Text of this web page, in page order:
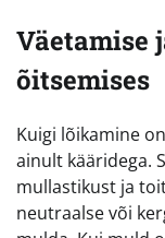
Väetamise
õitsemises
Kuigi lõikamine
ainult kääridega.
mullastikust ja
neutraalse või